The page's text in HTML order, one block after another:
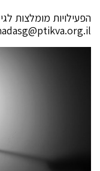
הפעילויות מומלצות לגילאי 11-5 . לפרטים: 03-